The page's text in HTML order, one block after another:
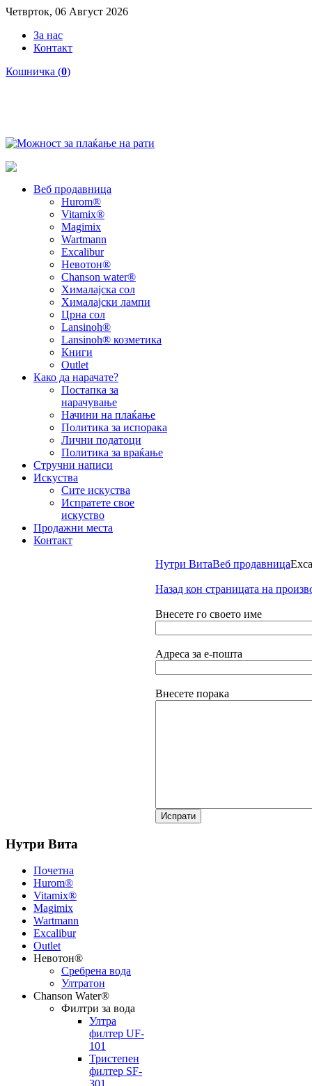
Четврток, 06 Август 2026
За нас
Контакт
Кошничка (0)
Веб продавница
Hurom®
Vitamix®
Magimix
Wartmann
Excalibur
Невотон®
Chanson water®
Хималајска сол
Хималајски лампи
Црна сол
Lansinoh®
Lansinoh® козметика
Книги
Outlet
Како да нарачате?
Постапка за
нарачување
Начини на плаќање
Политика за испорака
Лични податоци
Политика за враќање
Стручни написи
Искуства
Сите искуства
Испратете свое
искуство
Продажни места
Контакт
Нутри ВитаВеб продавница
Назад кон страницата на
Внесете го своето име
Адреса за е-пошта
Внесете порака
Нутри Вита
Почетна
Hurom®
Vitamix®
Magimix
Wartmann
Excalibur
Outlet
Невотон®
Сребрена вода
Ултратон
Chanson Water®
Филтри за вода
Ултра
филтер UF-
101
Тристепен
филтер SF-